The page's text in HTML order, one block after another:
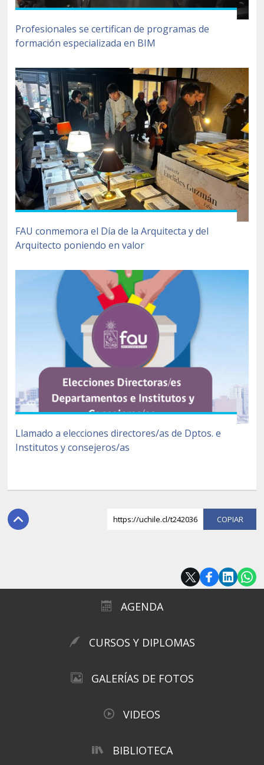
Profesionales se certifican de programas de
formación especializada en BIM
FAU conmemora el Día de la Arquitecta y del
Arquitecto poniendo en valor
Llamado a elecciones directores/as de Dptos. e
Institutos y consejeros/as
https://uchile.cl/t242036
AGENDA
CURSOS Y DIPLOMAS
GALERÍAS DE FOTOS
VIDEOS
BIBLIOTECA